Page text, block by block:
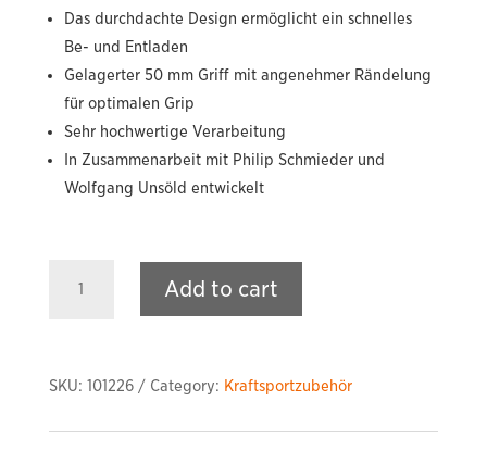
Das durchdachte Design ermöglicht ein schnelles
Be- und Entladen
Gelagerter 50 mm Griff mit angenehmer Rändelung
für optimalen Grip
Sehr hochwertige Verarbeitung
In Zusammenarbeit mit Philip Schmieder und
Wolfgang Unsöld entwickelt
Handles
Add to cart
SKU: 101226 Category: Kraftsportzubehör